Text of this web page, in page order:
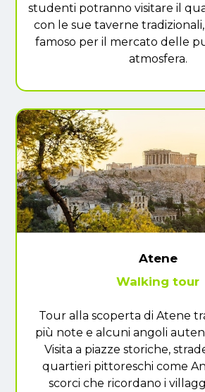
studenti potranno visitare il
con le sue taverne
famoso per il mercato delle
atmosfera.
Atene
Walking tour
Tour alla scoperta di Atene
più note e alcuni angoli
Visita a piazze storiche,
quartieri pittoreschi come
scorci che ricordano i